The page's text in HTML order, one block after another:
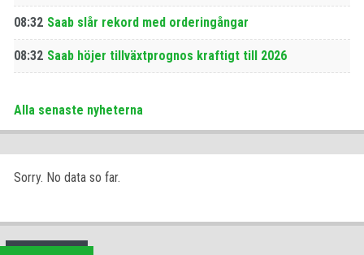
08:32 Saab slår rekord med orderingångar
08:32 Saab höjer tillväxtprognos kraftigt till 2026
Alla senaste nyheterna
Sorry. No data so far.